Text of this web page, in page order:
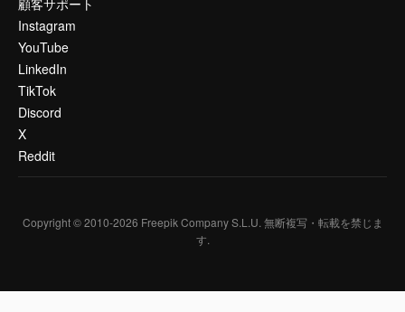
顧客サポート
Instagram
YouTube
LinkedIn
TikTok
Discord
X
Reddit
Copyright © 2010-2026 Freepik Company S.L.U. 無断複写・転載を禁じま
す.